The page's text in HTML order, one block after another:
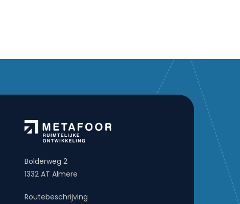
Bolderweg 2
1332 AT Almere
Routebeschrijving